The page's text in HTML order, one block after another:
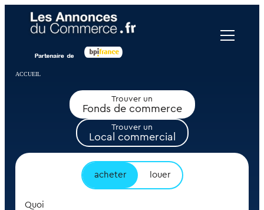
ACCUEIL
Trouver un
Fonds de commerce
Trouver un
Local commercial
acheter louer
Quoi
Panneau de gestion des cookies